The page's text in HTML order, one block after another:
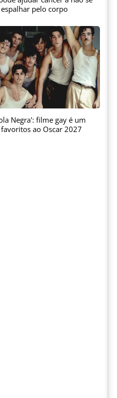
espalhar pelo corpo
Negra': filme gay é um
ao Oscar 2027